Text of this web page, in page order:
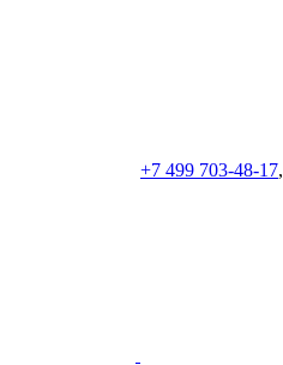
+7 499 703-48-17,